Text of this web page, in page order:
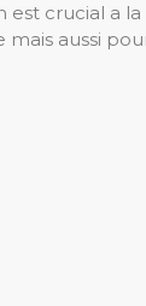
est crucial a
aussi